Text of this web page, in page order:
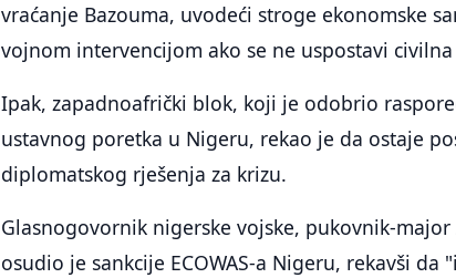
vraćanje Bazouma, uvodeći stroge ekonomske
vojnom intervencijom ako se ne uspostavi civilna
Ipak, zapadnoafrički blok, koji je odobrio
ustavnog poretka u Nigeru, rekao je da ostaje
diplomatskog rješenja za krizu.
Glasnogovornik nigerske vojske, pukovnik-
osudio je sankcije ECOWAS-a Nigeru, rekavši da